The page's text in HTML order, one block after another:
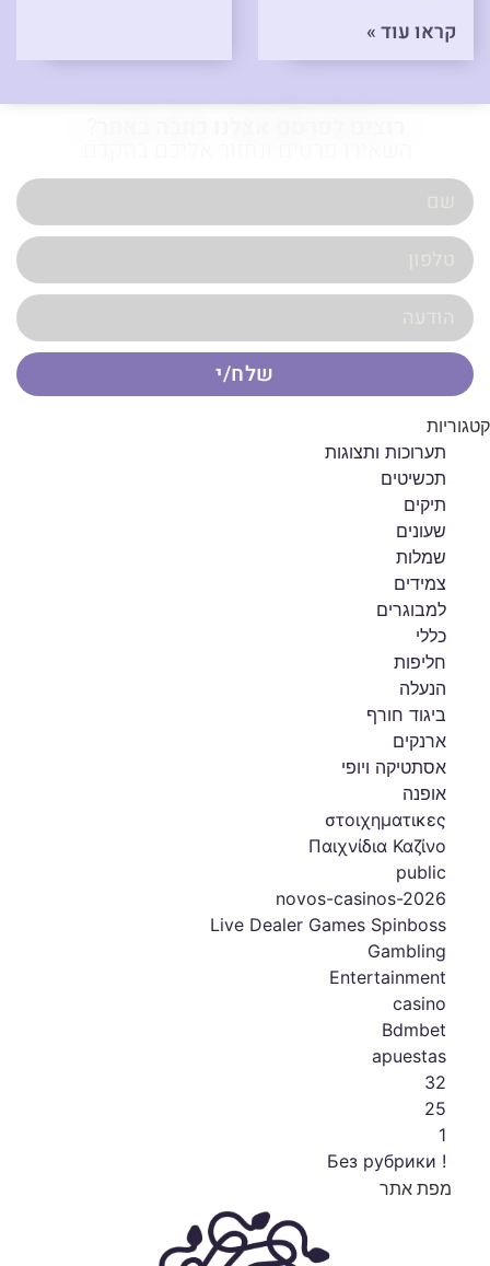
קראו עוד »
שלח/י
קטגוריות
תערוכות ותצוגות
תכשיטים
תיקים
שעונים
שמלות
צמידים
למבוגרים
כללי
חליפות
הנעלה
ביגוד חורף
ארנקים
אסתטיקה ויופי
אופנה
στοιχηματικες
Παιχνίδια Καζίνο
public
novos-casinos-2026
Live Dealer Games Spinboss
Gambling
Entertainment
casino
Bdmbet
apuestas
32
25
1
! Без рубрики
מפת אתר